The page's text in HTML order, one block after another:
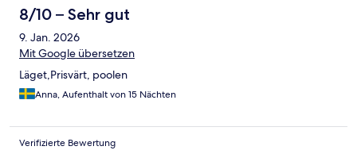
8/10 – Sehr gut
9. Jan. 2026
Mit Google übersetzen
Läget,Prisvärt, poolen
Anna, Aufenthalt von 15 Nächten
Verifizierte Bewertung